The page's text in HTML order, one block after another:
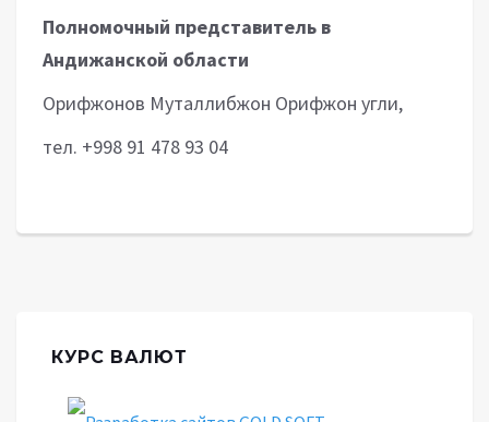
Полномочный представитель в
Андижанской области
Орифжонов Муталлибжон Орифжон угли,
тел. +998 91 478 93 04
КУРС ВАЛЮТ